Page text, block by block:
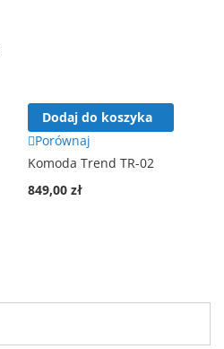
Dodaj do koszyka
Porównaj
Komoda Trend TR-02
849,00 zł